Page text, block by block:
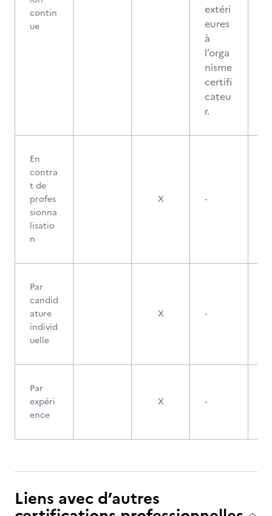
contin
ue
extéri
eures
à
l’orga
nisme
certifi
cateu
r.
En
contra
t de
profes
sionna
lisatio
n
X -
Par
candid
ature
individ
uelle
X -
Par
expéri
ence
X -
Liens avec d’autres